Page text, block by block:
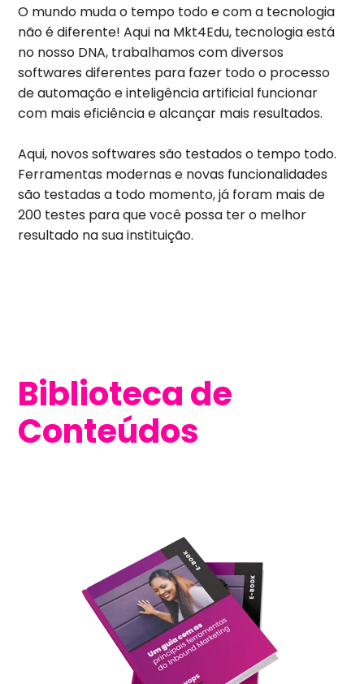
O mundo muda o tempo todo e com a tecnologia
não é diferente! Aqui na Mkt4Edu, tecnologia está
no nosso DNA, trabalhamos com diversos
softwares diferentes para fazer todo o processo
de automação e inteligência artificial funcionar
com mais eficiência e alcançar mais resultados.
Aqui, novos softwares são testados o tempo todo.
Ferramentas modernas e novas funcionalidades
são testadas a todo momento, já foram mais de
200 testes para que você possa ter o melhor
resultado na sua instituição.
Biblioteca de
Conteúdos